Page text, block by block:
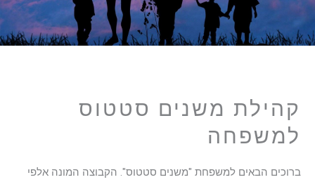
קהילת משנים סטטוס
למשפחה
ברוכים הבאים למשפחת "משנים סטטוס". הקבוצה המונה אלפי